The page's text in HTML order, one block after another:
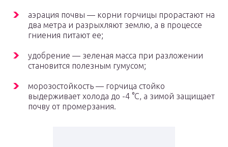
аэрация почвы — корни горчицы прорастают на
два метра и разрыхляют землю, а в процессе
гниения питают ее;
удобрение — зеленая масса при разложении
становится полезным гумусом;
морозостойкость — горчица стойко
выдерживает холода до -4 °С, а зимой защищает
почву от промерзания.